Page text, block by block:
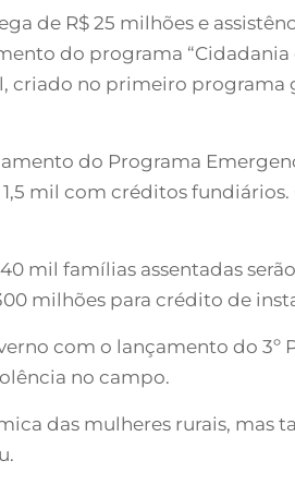
de R$ 25 milhões e
do programa
criado no primeiro
do Programa
mil com créditos
mil famílias assentadas
milhões para crédito de
com o lançamento do 3º
no campo.
das mulheres rurais, mas